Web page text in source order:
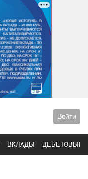
Войти
ВКЛАДЫ ДЕБЕТОВЫЕ